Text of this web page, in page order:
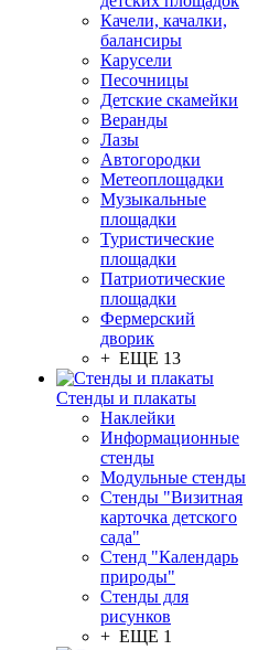
Качели, качалки,
балансиры
Карусели
Песочницы
Детские скамейки
Веранды
Лазы
Автогородки
Метеоплощадки
Музыкальные
площадки
Туристические
площадки
Патриотические
площадки
Фермерский
дворик
+ ЕЩЕ 13
Стенды и плакаты
Наклейки
Информационные
стенды
Модульные стенды
Стенды "Визитная
карточка детского
сада"
Стенд "Календарь
природы"
Стенды для
рисунков
+ ЕЩЕ 1